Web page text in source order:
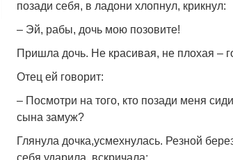
позади себя, в ладони хлопнул, крикнул:
– Эй, рабы, дочь мою позовите!
Пришла дочь. Не красивая, не плохая –
Отец ей говорит:
– Посмотри на того, кто позади меня
сына замуж?
Глянула дочка,усмехнулась. Резной
себя ударила, вскричала: